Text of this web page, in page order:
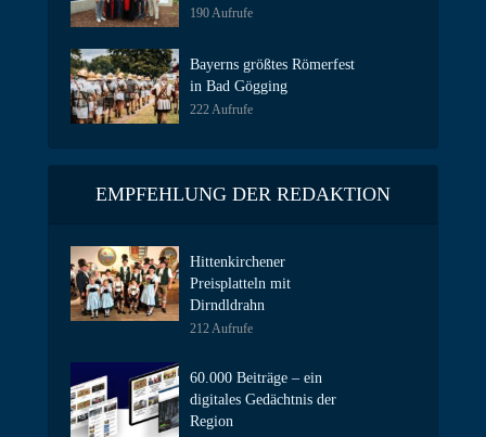
190 Aufrufe
Bayerns größtes Römerfest
in Bad Gögging
222 Aufrufe
EMPFEHLUNG DER REDAKTION
Hittenkirchener
Preisplatteln mit
Dirndldrahn
212 Aufrufe
60.000 Beiträge – ein
digitales Gedächtnis der
Region